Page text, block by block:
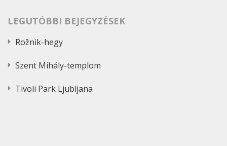
LEGUTÓBBI BEJEGYZÉSEK
Rožnik-hegy
Szent Mihály-templom
Tivoli Park Ljubljana